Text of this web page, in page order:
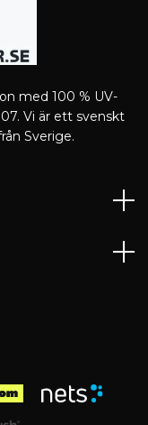
med 100 % UV-
Vi är ett svenskt
Sverige.